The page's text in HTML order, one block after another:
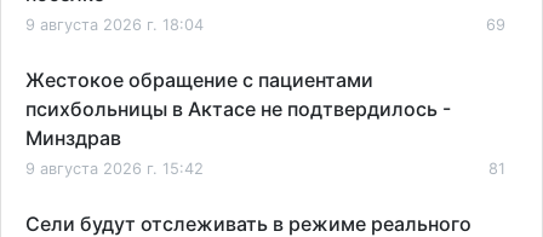
9 августа 2026 г. 18:04 69
Жестокое обращение с пациентами
психбольницы в Актасе не подтвердилось -
Минздрав
9 августа 2026 г. 15:42 81
Сели будут отслеживать в режиме реального